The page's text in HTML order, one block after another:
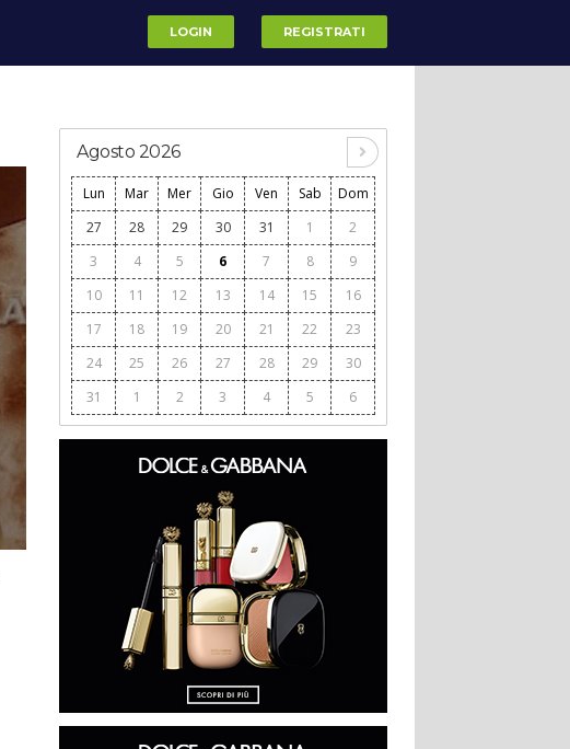
LOGIN REGISTRATI
Agosto 2026
Lun Mar Mer Gio Ven Sab
Dom
27
28 29 30 31 1
2
3
4 5 6 7 8
9
10
11 12 13 14 15
16
17
18 19 20 21 22
23
24
25 26 27 28 29
30
31
1 2 3 4 5 6